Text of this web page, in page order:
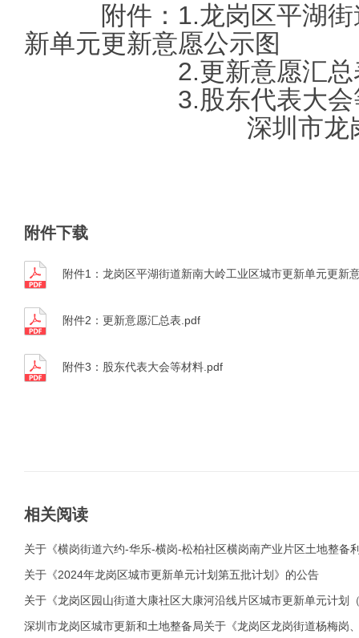
附件：1.龙岗区平湖街
新单元更新意愿公示图
2.更新意愿汇总
3.股东代表大会
深圳市龙
附件下载
附件1：龙岗区平湖街道新南大岭工业区城市更新单元更新
附件2：更新意愿汇总表.pdf
附件3：股东代表大会等材料.pdf
相关阅读
关于《横岗街道六约-华乐-横岗-松柏社区横岗南产业片区土地整备
区占补平衡方案（草案）》的公示通告
关于《2024年龙岗区城市更新单元计划第五批计划》的公告
关于《龙岗区园山街道大康社区大康河沿线片区城市更新单元计划
深圳市龙岗区城市更新和土地整备局关于《龙岗区龙岗街道杨梅岗